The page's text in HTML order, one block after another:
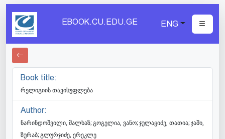
EBOOK.CU.EDU.GE ENG
Book title:
რელიგიის თავისუფლება
Author:
ნარინდოშვილი, მალხაზ; გოგელია, ვანო; ჯულაყიძე, თათია; ჯაში,
ზურაბ; გლურჯიძე, ერეკლე